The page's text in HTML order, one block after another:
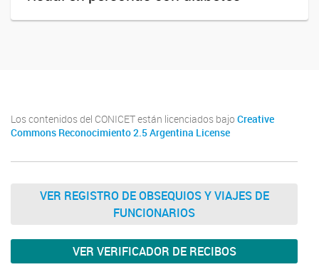
Los contenidos del CONICET están licenciados bajo Creative
Commons Reconocimiento 2.5 Argentina License
VER REGISTRO DE OBSEQUIOS Y VIAJES DE
FUNCIONARIOS
VER VERIFICADOR DE RECIBOS